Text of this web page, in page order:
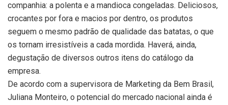
companhia: a polenta e a mandioca congeladas. Deliciosos,
crocantes por fora e macios por dentro, os produtos
seguem o mesmo padrão de qualidade das batatas, o que
os tornam irresistíveis a cada mordida. Haverá, ainda,
degustação de diversos outros itens do catálogo da
empresa.
De acordo com a supervisora de Marketing da Bem Brasil,
Juliana Monteiro, o potencial do mercado nacional ainda é